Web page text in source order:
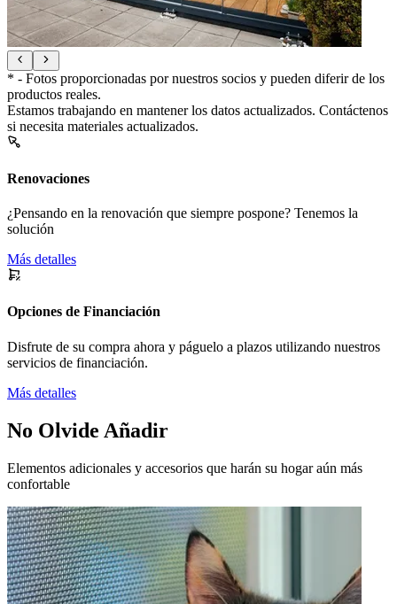
* - Fotos proporcionadas por nuestros socios y pueden diferir de los
productos reales.
Estamos trabajando en mantener los datos actualizados. Contáctenos
si necesita materiales actualizados.
Renovaciones
¿Pensando en la renovación que siempre pospone? Tenemos la
solución
Más detalles
Opciones de Financiación
Disfrute de su compra ahora y páguelo a plazos utilizando nuestros
servicios de financiación.
Más detalles
No Olvide Añadir
Elementos adicionales y accesorios que harán su hogar aún más
confortable